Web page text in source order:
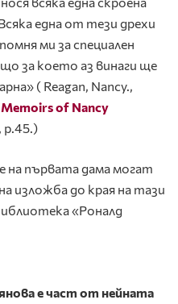
една от тези дрехи
ми за специален
за което аз винаги ще
( Reagan, Nancy.,
of Nancy
p.45.)
на първата дама могат
изложба до края на тази
«Роналд
е част от нейната